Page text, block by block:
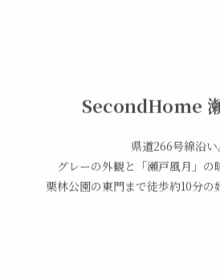
SecondHome
県道266号線沿い。
グレーの外観と「瀬戸風月」の
栗林公園の東門まで徒歩約10分の